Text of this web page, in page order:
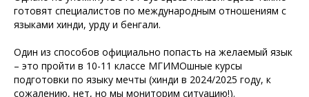
готовят специалистов по международным отношениям с
языками хинди, урду и бенгали.
Один из способов официально попасть на желаемый язык
– это пройти в 10-11 классе МГИМОшные курсы
подготовки по языку мечты (хинди в 2024/2025 году, к
сожалению, нет, но мы мониторим ситуацию!).